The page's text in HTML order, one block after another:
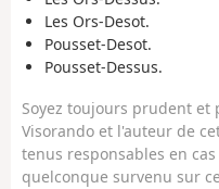
Les Ors-Desot.
Pousset-Desot.
Pousset-Dessus.
Soyez toujours prudent et
Visorando et l'auteur de
tenus responsables en
quelconque survenu sur